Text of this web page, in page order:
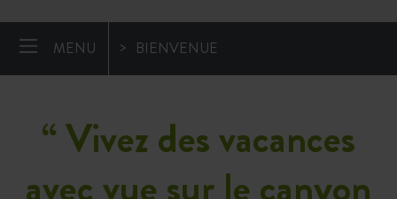
MENU BIENVENUE
“Vivez des vacances